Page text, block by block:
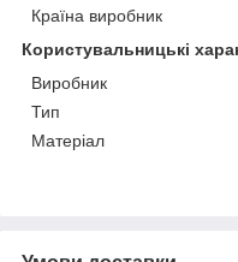
Країна виробник
Користувальницькі
Виробник
Тип
Матеріал